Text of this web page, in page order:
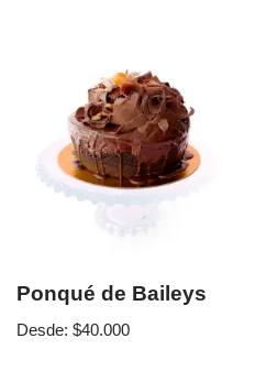
Ponqué de Baileys
Desde: $40.000